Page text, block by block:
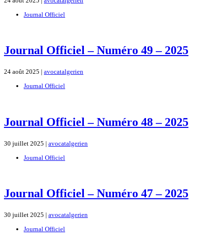
Journal Officiel
Journal Officiel – Numéro 49 – 2025
24 août 2025 | avocatalgerien
Journal Officiel
Journal Officiel – Numéro 48 – 2025
30 juillet 2025 | avocatalgerien
Journal Officiel
Journal Officiel – Numéro 47 – 2025
30 juillet 2025 | avocatalgerien
Journal Officiel